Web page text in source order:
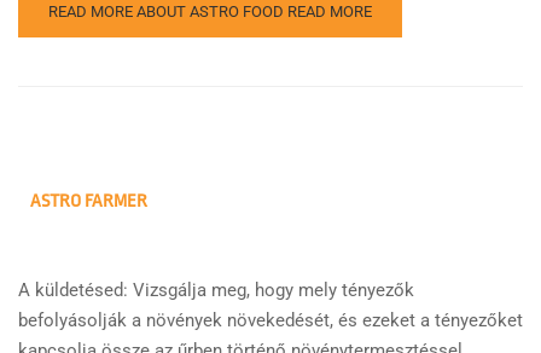
READ MORE ABOUT ASTRO FOOD READ MORE
ASTRO FARMER
A küldetésed: Vizsgálja meg, hogy mely tényezők
befolyásolják a növények növekedését, és ezeket a tényezőket